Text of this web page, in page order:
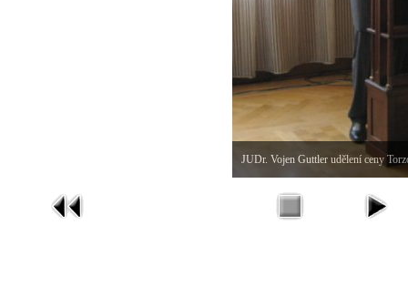
JUDr. Vojen Guttler udělení ceny